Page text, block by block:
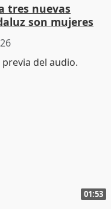
tres nuevas
son mujeres
01:53